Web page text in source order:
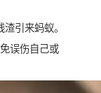
引来蚂蚁。
误伤自己或